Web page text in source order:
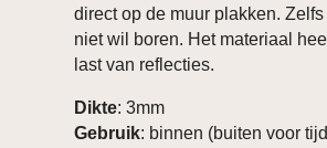
direct op de muur plakken.
niet wil boren. Het materiaal
last van reflecties.
Dikte: 3mm
Gebruik: binnen (buiten voor